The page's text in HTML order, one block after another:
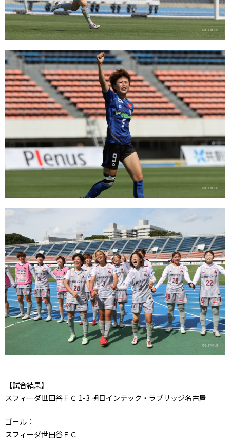
【試合結果】
スフィーダ世田谷ＦＣ 1-3 朝日インテック・ラブリッジ名古屋
ゴール：
スフィーダ世田谷ＦＣ